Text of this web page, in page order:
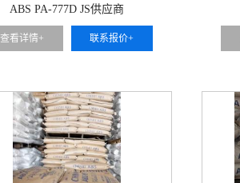
ABS PA-777D JS供应商
查看详情+ 联系报价+